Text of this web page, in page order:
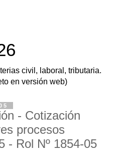
civil, laboral, tributaria.
en versión web)
- Cotización
procesos
- Rol Nº 1854-05